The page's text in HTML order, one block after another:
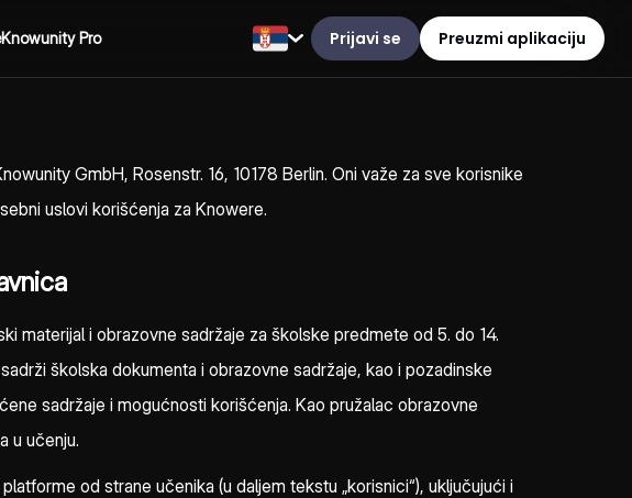
Knowunity Pro Prijavi se Preuzmi aplikaciju
GmbH, Rosenstr. 16, 10178 Berlin. Oni važe za sve korisnike
uslovi korišćenja za Knowere.
materijal i obrazovne sadržaje za školske predmete od 5. do 14.
školska dokumenta i obrazovne sadržaje, kao i pozadinske
sadržaje i mogućnosti korišćenja. Kao pružalac obrazovne
u učenju.
od strane učenika (u daljem tekstu „korisnici“), uključujući i